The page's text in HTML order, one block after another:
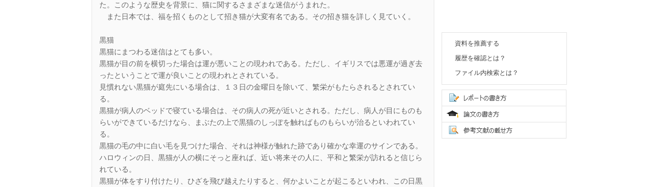
た。このような歴史を背景に、猫に関するさまざまな迷信がうまれた。
また日本では、福を招くものとして招き猫が大変有名である。その招き猫を詳しく見ていく。
黒猫
黒猫にまつわる迷信はとても多い。
黒猫が目の前を横切った場合は運が悪いことの現われである。ただし、イギリスでは悪運が過ぎ去
ったということで運が良いことの現われとされている。
見慣れない黒猫が庭先にいる場合は、１３日の金曜日を除いて、繁栄がもたらされるとされてい
る。
黒猫が病人のベッドで寝ている場合は、その病人の死が近いとされる。ただし、病人が目にものも
らいができているだけなら、まぶたの上で黒猫のしっぽを触ればものもらいが治るといわれてい
る。
黒猫の毛の中に白い毛を見つけた場合、それは神様が触れた跡であり確かな幸運のサインである。
ハロウィンの日、黒猫が人の横にそっと座れば、近い将来その人に、平和と繁栄が訪れると信じら
れている。
黒猫が体をすり付けたり、ひざを飛び越えたりすると、何かよいことが起こるといわれ、この日黒
資料を推薦する
履歴を確認とは？
ファイル内検索とは？